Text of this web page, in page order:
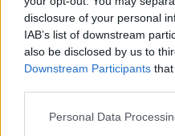
disclosure of your personal
IAB’s list of downstream
also be disclosed by us to
Downstream Participants
Personal Data